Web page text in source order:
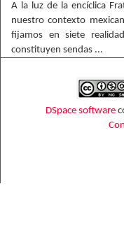
A la luz de la encíclica
nuestro contexto
fijamos en siete
constituyen sendas ...
DSpace software